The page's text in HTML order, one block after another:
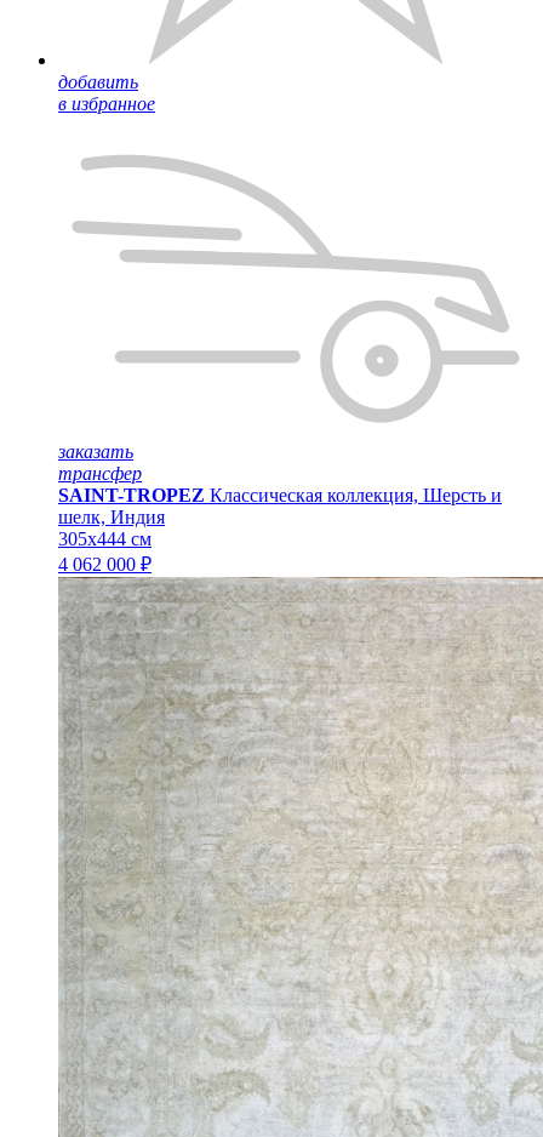
добавить
в избранное
заказать
трансфер
SAINT-TROPEZ Классическая коллекция, Шерсть и
шелк, Индия
305x444 см
4 062 000 ₽